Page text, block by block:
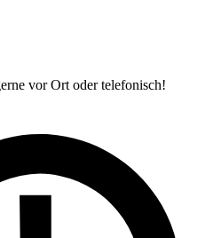
vor Ort oder telefonisch!